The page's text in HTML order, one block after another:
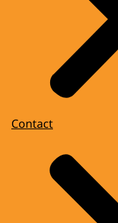
Contact